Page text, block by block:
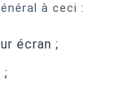
à ceci :
écran ;
;